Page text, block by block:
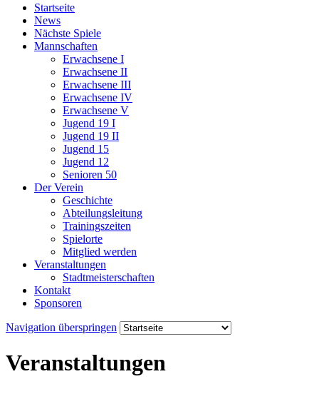
Startseite
News
Nächste Spiele
Mannschaften
Erwachsene I
Erwachsene II
Erwachsene III
Erwachsene IV
Erwachsene V
Jugend 19 I
Jugend 19 II
Jugend 15
Jugend 12
Senioren 50
Der Verein
Geschichte
Abteilungsleitung
Trainingszeiten
Spielorte
Mitglied werden
Veranstaltungen
Stadtmeisterschaften
Kontakt
Sponsoren
Navigation überspringen
Veranstaltungen